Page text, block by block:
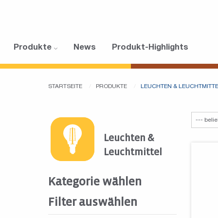
Produkte News Produkt-Highlights
STARTSEITE PRODUKTE LEUCHTEN &
Leuchten &
Leuchtmittel
Kategorie wählen
Filter auswählen